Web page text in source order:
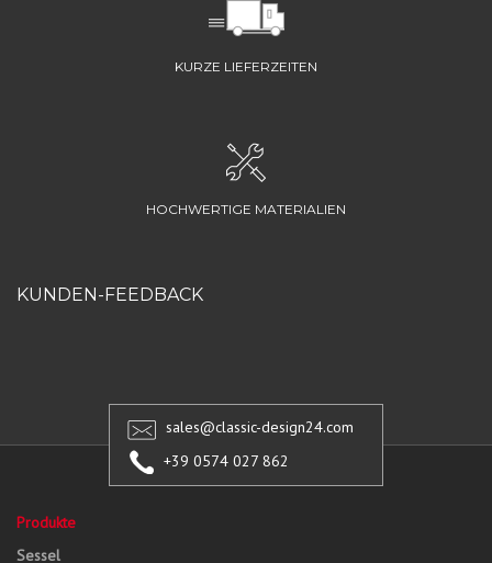
KURZE LIEFERZEITEN
HOCHWERTIGE MATERIALIEN
KUNDEN-FEEDBACK
sales@classic-design24.com
+39 0574 027 862
Produkte
Sessel